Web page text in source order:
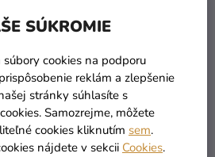
SÚKROMIE
súbory cookies na podporu
reklám a zlepšenie
stránky súhlasíte s
Samozrejme, môžete
cookies kliknutím sem.
nájdete v sekcii Cookies.
[50
Krabica na tortu (PAP)
biela 18 x 18 x 9 cm [50
ks]